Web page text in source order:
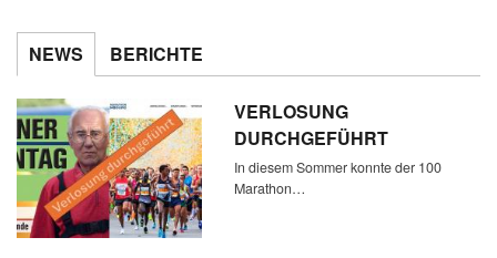
NEWS BERICHTE
VERLOSUNG
DURCHGEFÜHRT
In diesem Sommer konnte der 100
Marathon…